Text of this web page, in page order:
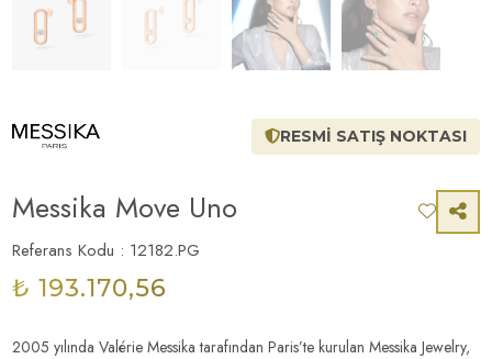
RESMİ SATIŞ NOKTASI
Messika Move Uno
Referans Kodu : 12182.PG
₺ 193.170,56
2005 yılında Valérie Messika tarafından Paris’te kurulan Messika Jewelry,